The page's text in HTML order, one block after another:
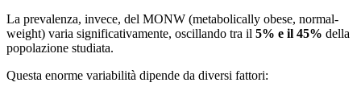
La prevalenza, invece, del MONW (metabolically obese, normal-
weight) varia significativamente, oscillando tra il 5% e il 45% della
popolazione studiata.
Questa enorme variabilità dipende da diversi fattori: